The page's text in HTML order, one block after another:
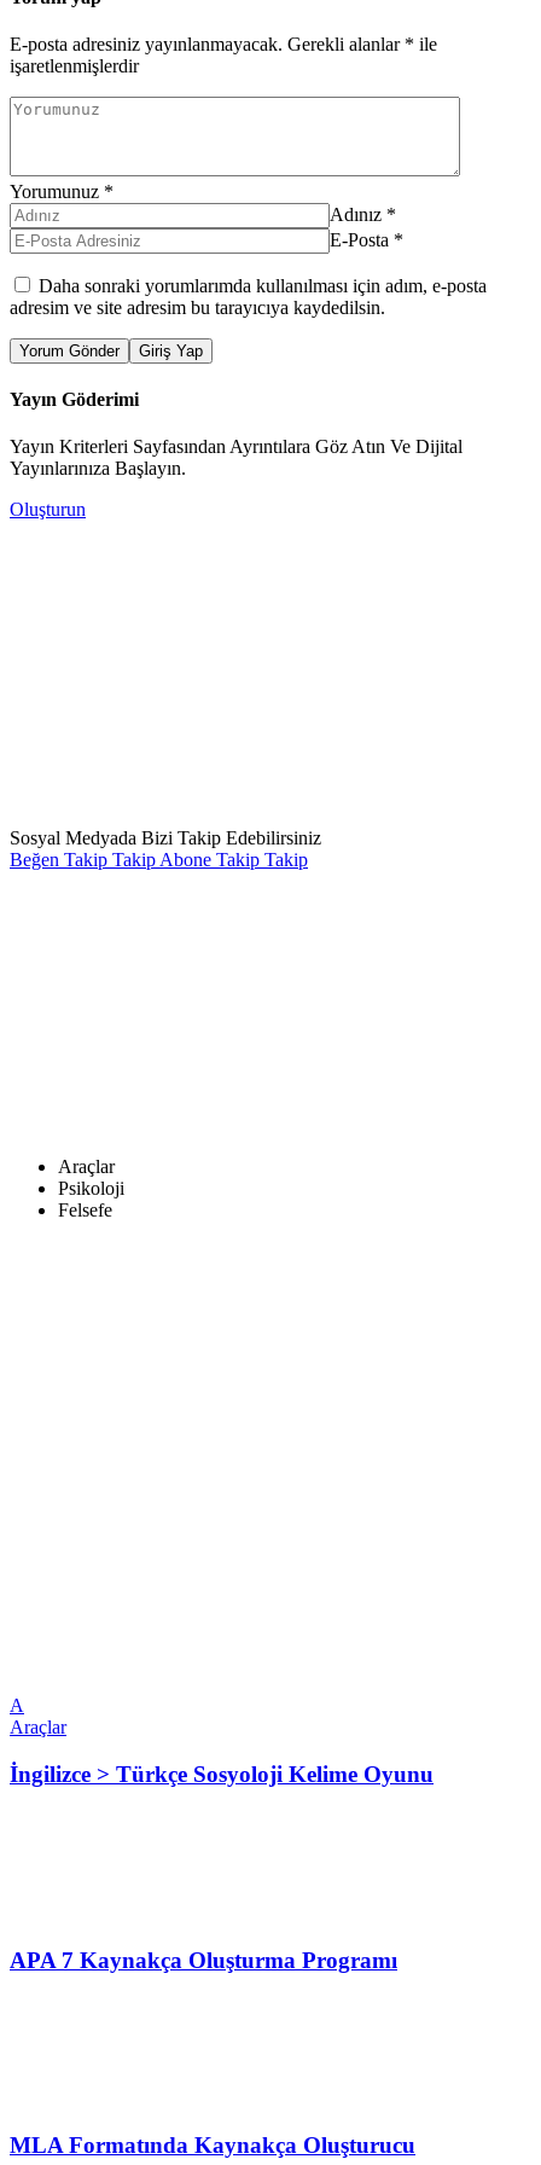
E-posta adresiniz yayınlanmayacak. Gerekli alanlar * ile
işaretlenmişlerdir
Yorumunuz *
Adınız *
E-Posta *
Daha sonraki yorumlarımda kullanılması için adım, e-posta
adresim ve site adresim bu tarayıcıya kaydedilsin.
Yorum Gönder Giriş Yap
Yayın Göderimi
Yayın Kriterleri Sayfasından Ayrıntılara Göz Atın Ve Dijital
Yayınlarınıza Başlayın.
Oluşturun
Sosyal Medyada Bizi Takip Edebilirsiniz
Beğen Takip Takip Abone Takip Takip
Araçlar
Psikoloji
Felsefe
A
Araçlar
İngilizce > Türkçe Sosyoloji Kelime Oyunu
APA 7 Kaynakça Oluşturma Programı
MLA Formatında Kaynakça Oluşturucu